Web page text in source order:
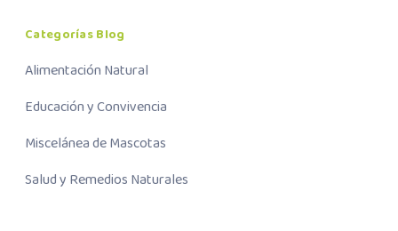
Categorías Blog
Alimentación Natural
Educación y Convivencia
Miscelánea de Mascotas
Salud y Remedios Naturales